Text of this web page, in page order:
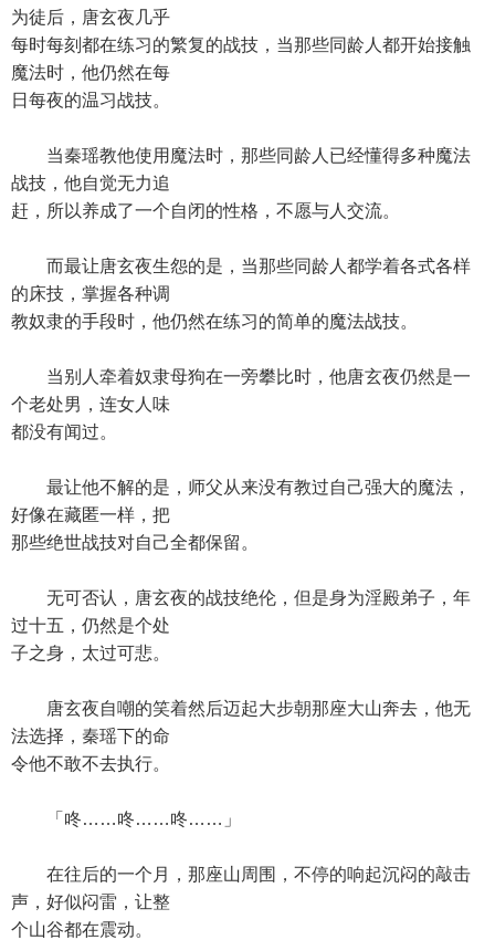
为徒后，唐玄夜几乎
每时每刻都在练习的繁复的战技，当那些同龄人都开始接触
魔法时，他仍然在每
日每夜的温习战技。
当秦瑶教他使用魔法时，那些同龄人已经懂得多种魔法
战技，他自觉无力追
赶，所以养成了一个自闭的性格，不愿与人交流。
而最让唐玄夜生怨的是，当那些同龄人都学着各式各样
的床技，掌握各种调
教奴隶的手段时，他仍然在练习的简单的魔法战技。
当别人牵着奴隶母狗在一旁攀比时，他唐玄夜仍然是一
个老处男，连女人味
都没有闻过。
最让他不解的是，师父从来没有教过自己强大的魔法，
好像在藏匿一样，把
那些绝世战技对自己全都保留。
无可否认，唐玄夜的战技绝伦，但是身为淫殿弟子，年
过十五，仍然是个处
子之身，太过可悲。
唐玄夜自嘲的笑着然后迈起大步朝那座大山奔去，他无
法选择，秦瑶下的命
令他不敢不去执行。
「咚……咚……咚……」
在往后的一个月，那座山周围，不停的响起沉闷的敲击
声，好似闷雷，让整
个山谷都在震动。